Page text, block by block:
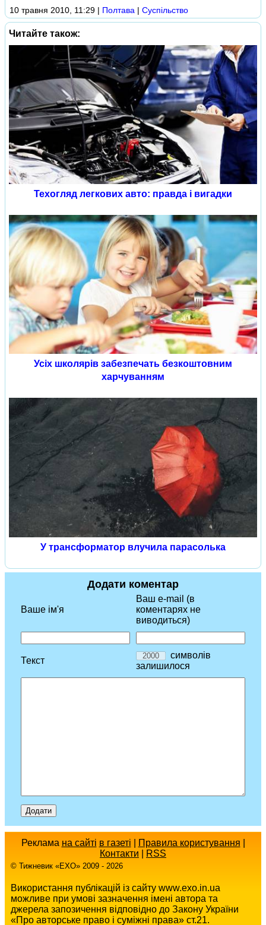
10 травня 2010, 11:29 | Полтава | Суспільство
Читайте також:
Техогляд легкових авто: правда і вигадки
Усіх школярів забезпечать безкоштовним
харчуванням
У трансформатор влучила парасолька
Додати коментар
Ваше ім'я
Ваш e-mail (в
коментарях не
виводиться)
Текст
символів
залишилося
Реклама на сайті в газеті Правила користування
Контакти
RSS
© Тижневик «EХO» 2009 - 2026
Використання публікацій із сайту www.exo.in.ua
можливе при умові зазначення імені автора та
джерела запозичення відповідно до Закону України
«Про авторське право і суміжні права» ст.21.